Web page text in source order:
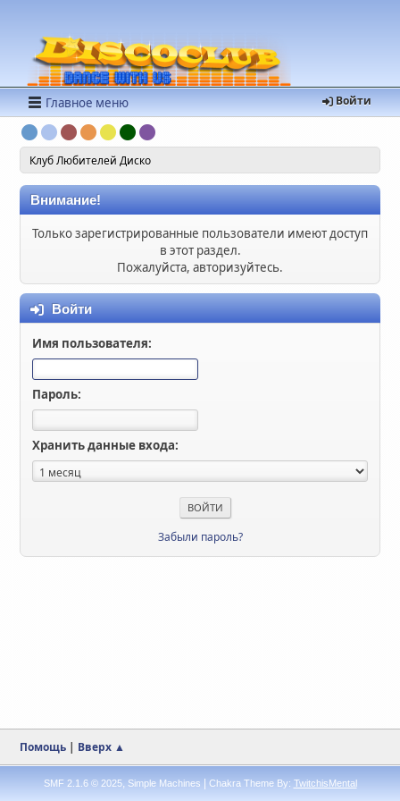
Войти
Главное меню
Клуб Любителей Диско
Внимание!
Только зарегистрированные пользователи имеют доступ
в этот раздел.
Пожалуйста, авторизуйтесь.
Войти
Имя пользователя:
Пароль:
Хранить данные входа:
Забыли пароль?
Помощь | Вверх ▲
SMF 2.1.6 © 2025, Simple Machines Chakra Theme By: TwitchisMental